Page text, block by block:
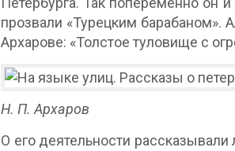
прозвали «Турецким барабаном».
Архарове: «Толстое туловище с
Н. П. Архаров
О его деятельности